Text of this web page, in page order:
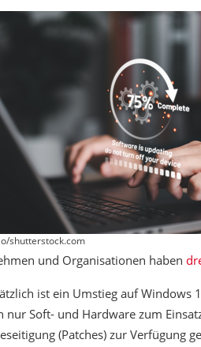
shutterstock.com
und Organisationen haben
ist ein Umstieg auf Windows
nur Soft- und Hardware zum
(Patches) zur Verfügung